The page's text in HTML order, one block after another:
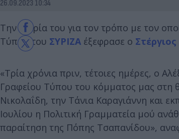
26.09.2023 10:34
Την πικρία του για τον τρόπο με τον
Τύπου του ΣΥΡΙΖΑ έξεφρασε ο
«Τρία χρόνια πριν, τέτοιες ημέρες, ο
Γραφείου Τύπου του κόμματος μας στη
Νικολαΐδη, την Τάνια Καραγιάννη και
Ιουλίου η Πολιτική Γραμματεία μού
παραίτηση της Πόπης Τσαπανίδου»,